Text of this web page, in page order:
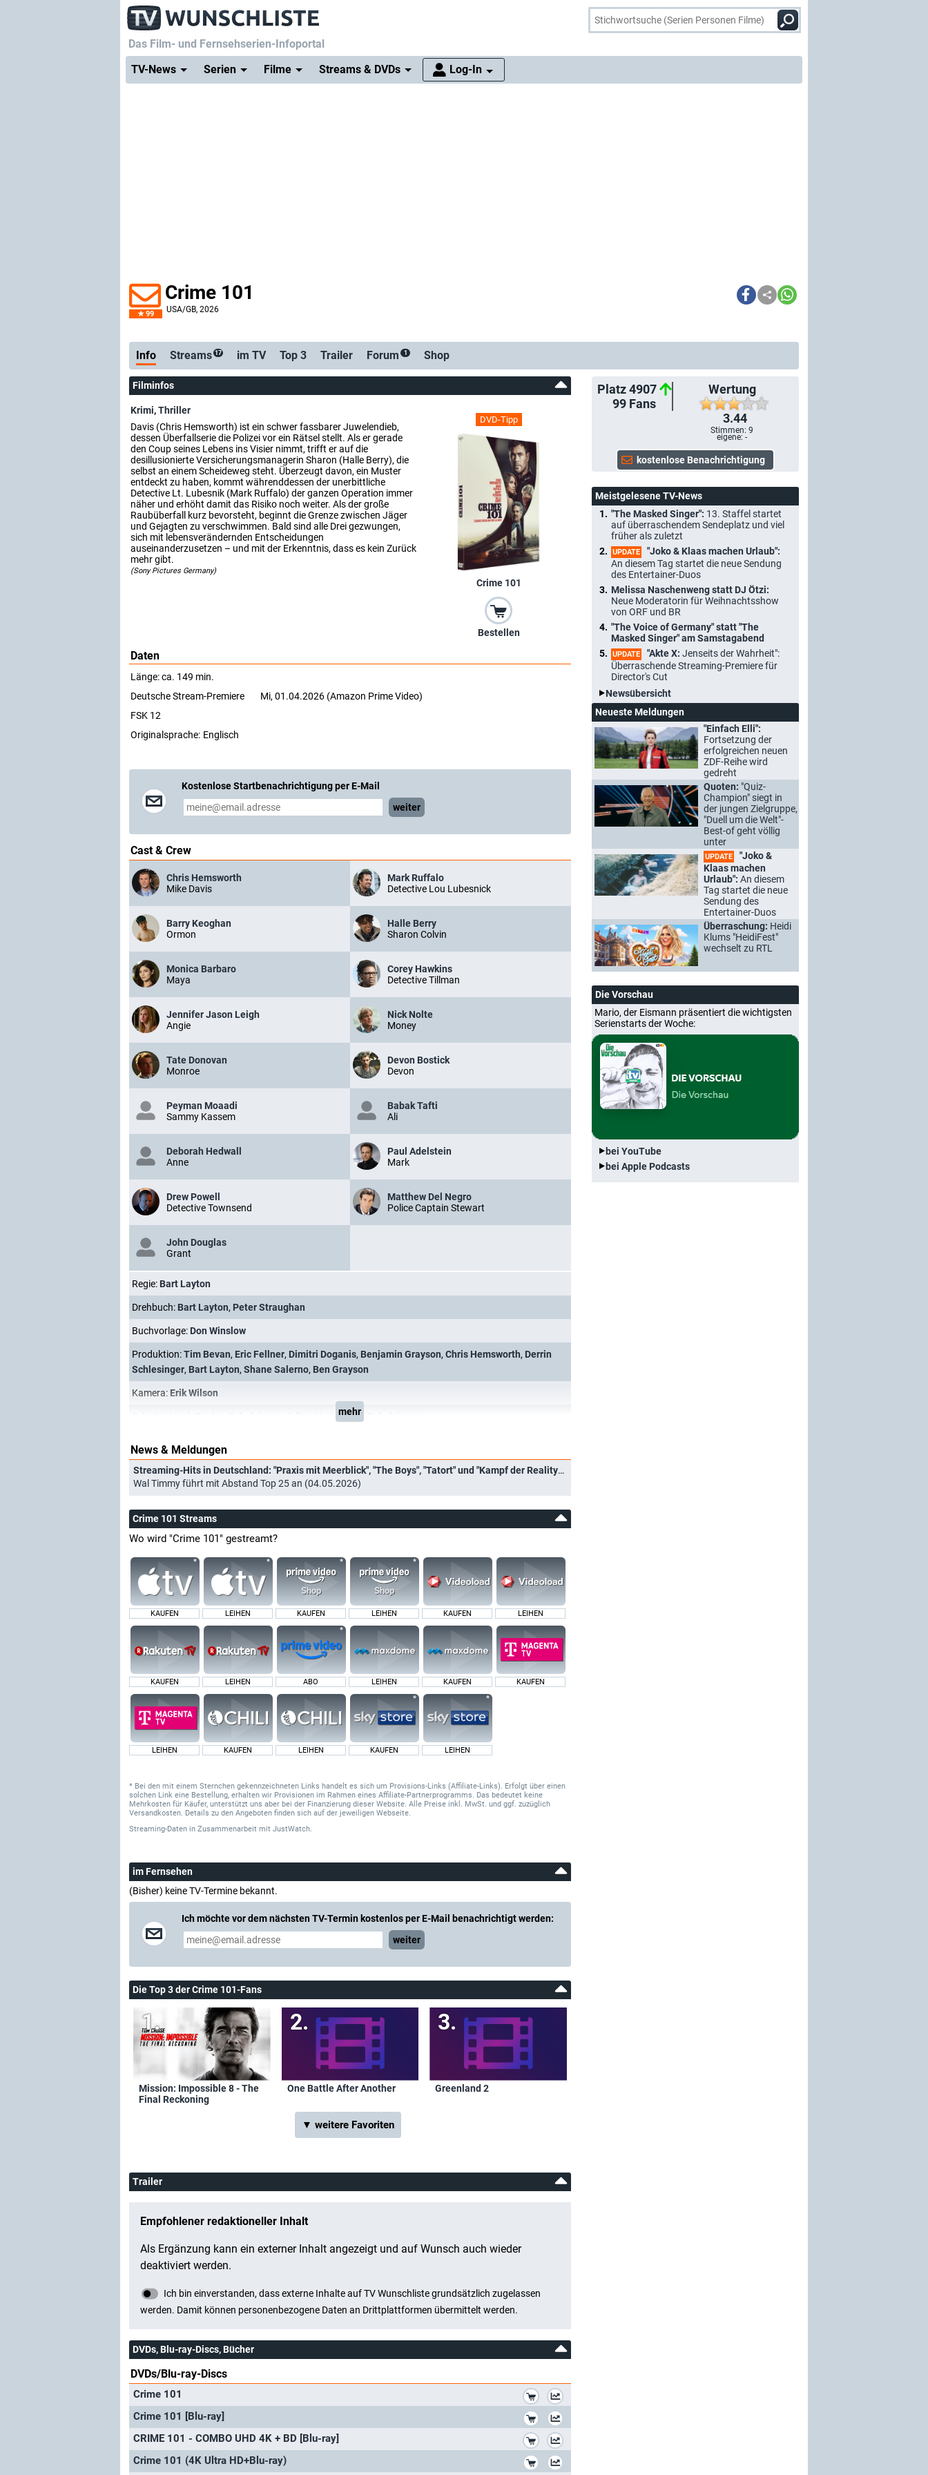
Das Film- und Fernsehserien-Infoportal
TV-News
Serien Filme Streams & DVDs Log-In
99
Crime 101
USA/GB, 2026
Info Streams 17 im TV Top 3 Trailer Forum 1 Shop
Platz 4907
99 Fans
Wertung
3.44
Stimmen:9
eigene: -
Filminfos
DVD-Tipp
Crime 101
Bestellen
Krimi,Thriller
Davis (Chris Hemsworth) ist ein schwer fassbarer Juwelendieb,
dessen Überfallserie die Polizei vor ein Rätsel stellt. Als er gerade
den Coup seines Lebens ins Visier nimmt, trifft er auf die
desillusionierte Versicherungsmanagerin Sharon (Halle Berry), die
selbst an einem Scheideweg steht. Überzeugt davon, ein Muster
entdeckt zu haben, kommt währenddessen der unerbittliche
Detective Lt. Lubesnik (Mark Ruffalo) der ganzen Operation immer
näher und erhöht damit das Risiko noch weiter. Als der große
Raubüberfall kurz bevorsteht, beginnt die Grenze zwischen Jäger
und Gejagten zu verschwimmen. Bald sind alle Drei gezwungen,
sich mit lebensverändernden Entscheidungen
auseinanderzusetzen – und mit der Erkenntnis, dass es kein Zurück
mehr gibt.
(Sony Pictures Germany)
Daten
Länge: ca. 149 min.
Deutsche Stream-Premiere
Mi, 01.04.2026 (Amazon Prime Video)
FSK 12
Originalsprache: Englisch
Kostenlose Startbenachrichtigung per E-Mail
weiter
Cast & Crew
Chris Hemsworth
Mike Davis
Mark Ruffalo
Detective Lou Lubesnick
Barry Keoghan
Ormon
Halle Berry
Sharon Colvin
Monica Barbaro
Maya
Corey Hawkins
Detective Tillman
Jennifer Jason Leigh
Angie
Nick Nolte
Money
Tate Donovan
Monroe
Devon Bostick
Devon
Peyman Moaadi
Sammy Kassem
Babak Tafti
Ali
Deborah Hedwall
Anne
Paul Adelstein
Mark
Drew Powell
Detective Townsend
Matthew Del Negro
Police Captain Stewart
John Douglas
Grant
Regie: Bart Layton
Drehbuch: Bart Layton, Peter Straughan
Buchvorlage: Don Winslow
Produktion:Tim Bevan, Eric Fellner, Dimitri Doganis, Benjamin Grayson, Chris Hemsworth, Derrin
Schlesinger, Bart Layton, Shane Salerno, Ben Grayson
Kamera: Erik Wilson
Jacob Schulsinger
mehr
News & Meldungen
Streaming-Hits in Deutschland: "Praxis mit Meerblick", "The Boys", "Tatort" und "Kampf der RealityAllstars"
Wal Timmy führt mit Abstand Top 25 an (04.05.2026)
Crime 101 Streams
Wo wird "Crime 101" gestreamt?
KAUFEN LEIHEN KAUFEN LEIHEN KAUFEN LEIHEN
KAUFEN LEIHEN ABO LEIHEN KAUFEN KAUFEN
LEIHEN KAUFEN LEIHEN KAUFEN LEIHEN
* Bei den mit einem Sternchen gekennzeichneten Links handelt es sich um Provisions-Links (Affiliate-Links). Erfolgt über einen
solchen Link eine Bestellung, erhalten wir Provisionen im Rahmen eines Affiliate-Partnerprogramms. Das bedeutet keine
Mehrkosten für Käufer, unterstützt uns aber bei der Finanzierung dieser Website. Alle Preise inkl. MwSt. und ggf. zuzüglich
Versandkosten. Details zu den Angeboten finden sich auf der jeweiligen Webseite.
Streaming-Daten in Zusammenarbeit mit JustWatch.
im Fernsehen
(Bisher) keine TV-Termine bekannt.
Ich möchte vor dem nächsten TV-Termin kostenlos per E-Mail benachrichtigt werden:
weiter
Die Top 3 der Crime 101-Fans
Mission: Impossible 8 - The
Final Reckoning
One Battle After Another Greenland 2
▼ weitere Favoriten
Trailer
DVDs, Blu-ray-Discs, Bücher
DVDs/Blu-ray-Discs
Crime 101
Crime 101 [Blu-ray]
CRIME 101 - COMBO UHD 4K + BD [Blu-ray]
Crime 101 (4K Ultra HD+Blu-ray)
Meistgelesene TV-News
"The Masked Singer": 13. Staffel startet
auf überraschendem Sendeplatz und viel
früher als zuletzt
UPDATE
"Joko & Klaas machen Urlaub":
An diesem Tag startet die neue Sendung
des Entertainer-Duos
Melissa Naschenweng statt DJ Ötzi:
Neue Moderatorin für Weihnachtsshow
von ORF und BR
"The Voice of Germany" statt "The
Masked Singer" am Samstagabend
UPDATE "Akte X: Jenseits der Wahrheit":
Überraschende Streaming-Premiere für
Director's Cut
Newsübersicht
Neueste Meldungen
"Einfach Elli":
Fortsetzung der
erfolgreichen neuen
ZDF-Reihe wird
gedreht
Quoten: "Quiz-
Champion" siegt in
der jungen Zielgruppe,
"Duell um die Welt"-
Best-of geht völlig
unter
UPDATE
"Joko &
Klaas machen
Urlaub": An diesem
Tag startet die neue
Sendung des
Entertainer-Duos
Überraschung: Heidi
Klums "HeidiFest"
wechselt zu RTL
Die Vorschau
Mario, der Eismann präsentiert die wichtigsten
Serienstarts der Woche:
bei YouTube
bei Apple Podcasts